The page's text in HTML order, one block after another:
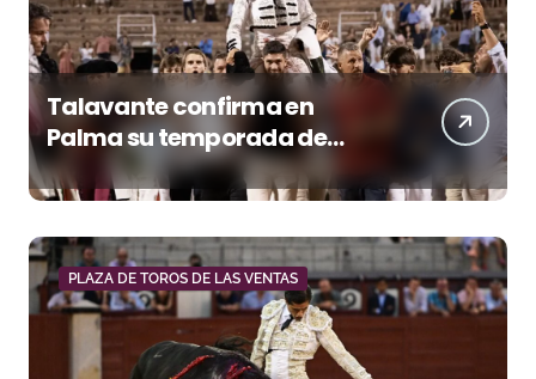
Talavante confirma en
Palma su temporada de
figura y el palco niega el
premio a Roca Rey
PLAZA DE TOROS DE LAS VENTAS